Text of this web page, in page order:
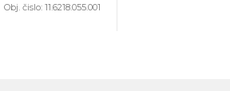
Obj. čislo: 11.6218.055.001